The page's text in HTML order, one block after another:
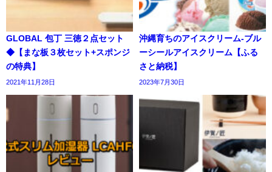
GLOBAL 包丁 三徳２点セット
◆【まな板３枚セット+スポンジ
の特典】
2021年11月28日
沖縄育ちのアイスクリーム-ブル
ーシールアイスクリーム【ふる
さと納税】
2023年7月30日